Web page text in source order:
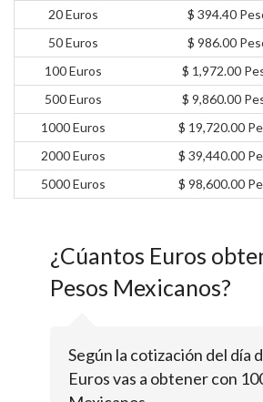
20 Euros
$ 394.40
50 Euros
$ 986.00
100 Euros
$ 1,972.00
500 Euros
$ 9,860.00
1000 Euros
$ 19,720.00
2000 Euros
$ 39,440.00
5000 Euros
$ 98,600.00
¿Cúantos Euros
Pesos Mexicanos?
Según la cotización del día
Euros vas a obtener con